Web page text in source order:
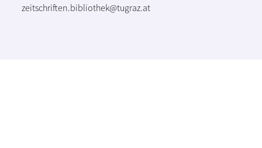
zeitschriften.bibliothek@tugraz.at